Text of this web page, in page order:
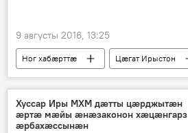
9 августы 2016, 13:25
Ног хабӕрттӕ Цӕгат Ирыстон
Хуссар Иры МХМ дӕтты цӕрджытӕн
ӕртӕ мӕйы ӕнӕзаконон хӕцӕнгарз
ӕрбахӕссынӕн